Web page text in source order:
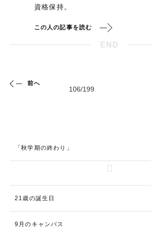
資格保持。
この人の記事を読む
END
前へ
「秋学期の終わり」
21歳の誕生日
9月のキャンパス